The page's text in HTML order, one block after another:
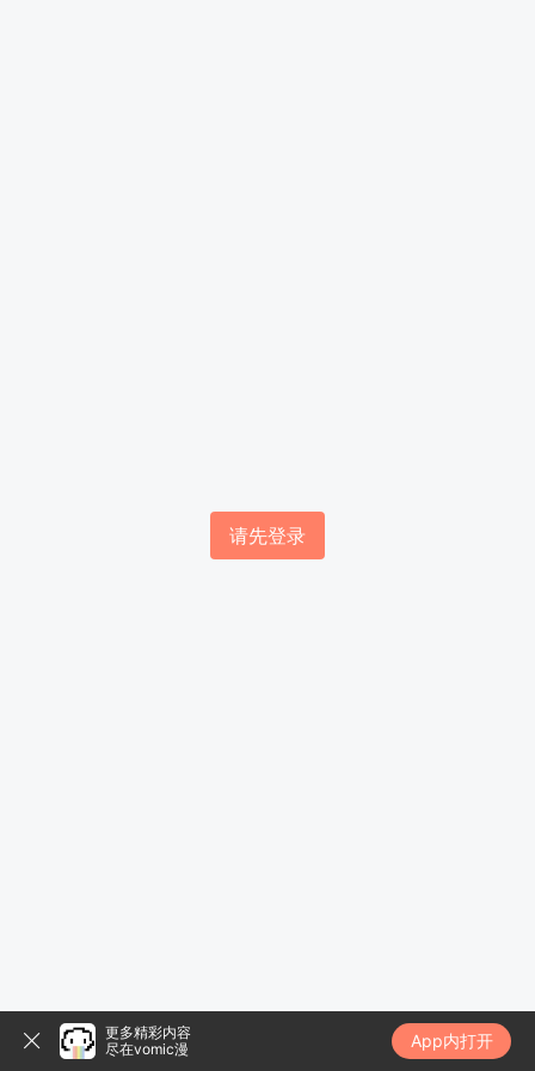
请先登录
更多精彩内容
尽在vomic漫
App内打开